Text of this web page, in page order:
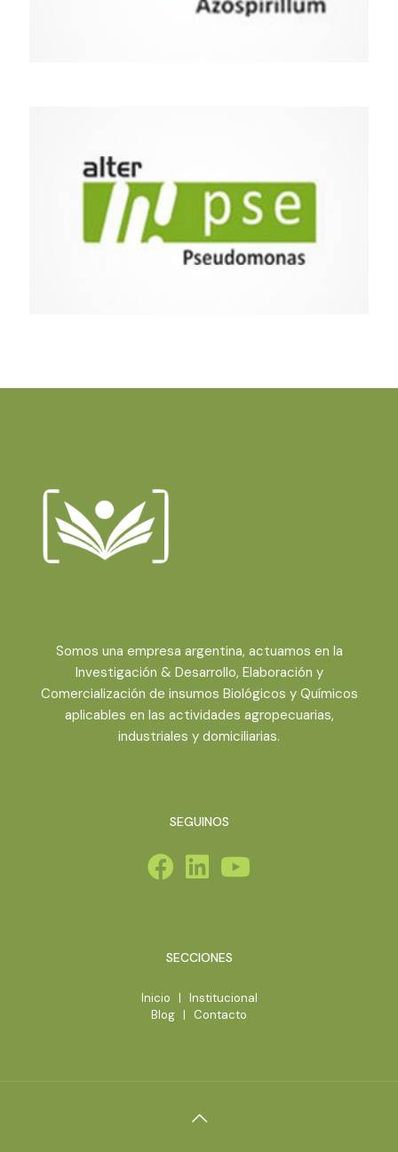
Somos una empresa argentina, actuamos en la
Investigación & Desarrollo, Elaboración y
Comercialización de insumos Biológicos y Químicos
aplicables en las actividades agropecuarias,
industriales y domiciliarias.
SEGUINOS
SECCIONES
Inicio | Institucional
Blog | Contacto